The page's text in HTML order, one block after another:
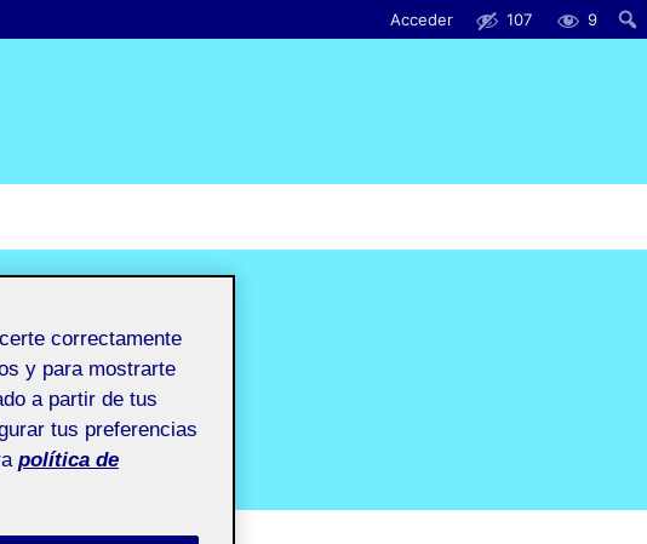
Acceder 107 9
correctamente
y para mostrarte
a partir de tus
tus preferencias
política de